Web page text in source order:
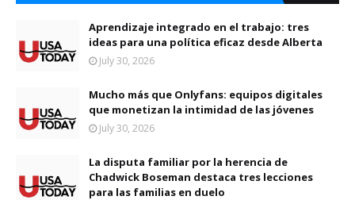
Aprendizaje integrado en el trabajo: tres
ideas para una política eficaz desde Alberta
July 30, 2026
Mucho más que Onlyfans: equipos digitales
que monetizan la intimidad de las jóvenes
July 30, 2026
La disputa familiar por la herencia de
Chadwick Boseman destaca tres lecciones
para las familias en duelo